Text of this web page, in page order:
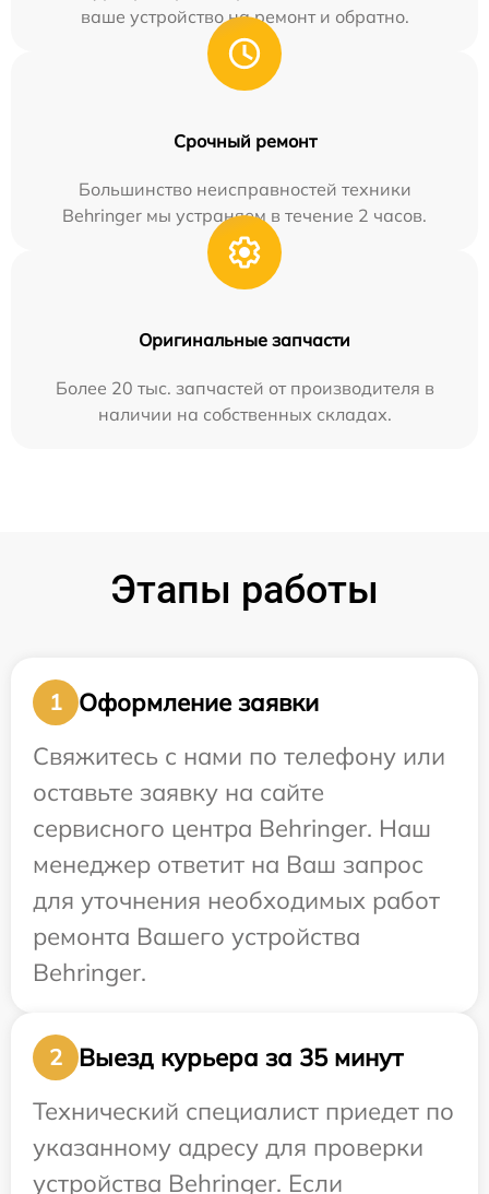
ваше устройство на ремонт и обратно.
Срочный ремонт
Большинство неисправностей техники
Behringer мы устраняем в течение 2 часов.
Оригинальные запчасти
Более 20 тыс. запчастей от производителя в
наличии на собственных складах.
Этапы работы
1
Оформление заявки
Свяжитесь с нами по телефону или
оставьте заявку на сайте
сервисного центра Behringer. Наш
менеджер ответит на Ваш запрос
для уточнения необходимых работ
ремонта Вашего устройства
Behringer.
2
Выезд курьера за 35 минут
Технический специалист приедет по
указанному адресу для проверки
устройства Behringer. Если